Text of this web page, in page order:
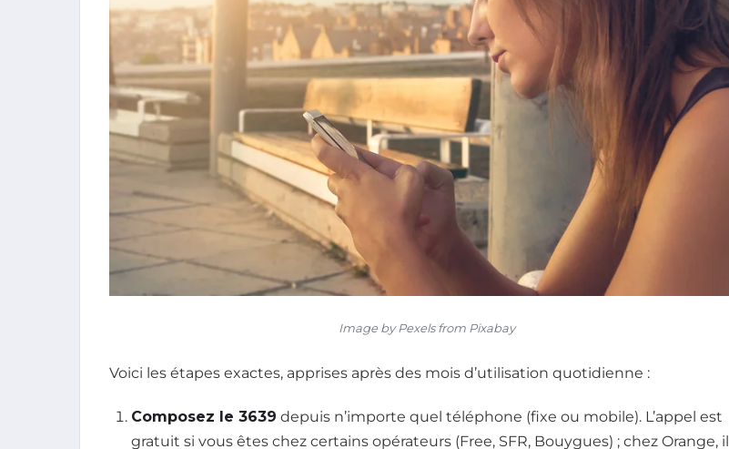
Image by Pexels from Pixabay
Voici les étapes exactes, apprises après des mois d’utilisation quotidienne :
Composez le 3639 depuis n’importe quel téléphone (fixe ou mobile). L’appel est
gratuit si vous êtes chez certains opérateurs (Free, SFR, Bouygues) ; chez Orange, il